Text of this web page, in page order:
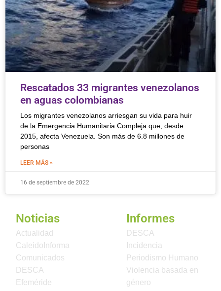
Rescatados 33 migrantes venezolanos
en aguas colombianas
Los migrantes venezolanos arriesgan su vida para huir
de la Emergencia Humanitaria Compleja que, desde
2015, afecta Venezuela. Son más de 6.8 millones de
personas
LEER MÁS »
16 de septiembre de 2022
Noticias
Actualidad
CaleidoInforma
Comunicados
DESCA
Efeméride
Informes
DESCA
Incidencia
Periodismo Humano
Violencia basada en
género